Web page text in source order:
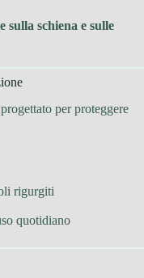
sulla schiena e sulle
per proteggere
rigurgiti
quotidiano